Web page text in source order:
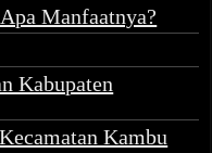
Manfaatnya?
Kabupaten
Kambu